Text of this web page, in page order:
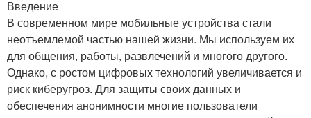
Введение
В современном мире мобильные устройства стали
неотъемлемой частью нашей жизни. Мы используем их
для общения, работы, развлечений и многого другого.
Однако, с ростом цифровых технологий увеличивается и
риск киберугроз. Для защиты своих данных и
обеспечения анонимности многие пользователи